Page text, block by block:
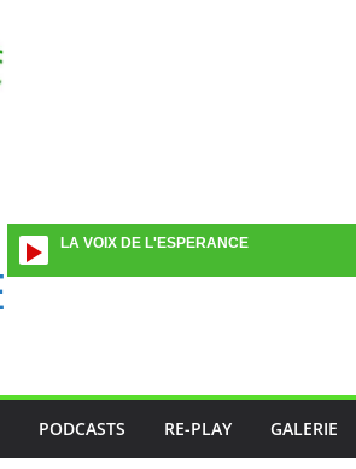
LA VOIX DE L'ESPERANCE
PODCASTS RE-PLAY GALERIE